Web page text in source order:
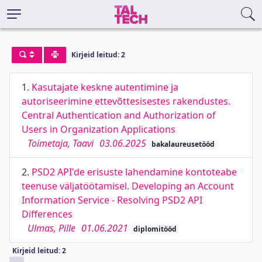
Kirjeid leitud: 2
1. Kasutajate keskne autentimine ja
autoriseerimine ettevõttesisestes rakendustes.
Central Authentication and Authorization of
Users in Organization Applications
Toimetaja, Taavi 03.06.2025 bakalaureusetööd
2. PSD2 API'de erisuste lahendamine kontoteabe
teenuse väljatöötamisel. Developing an Account
Information Service - Resolving PSD2 API
Differences
Ulmas, Pille 01.06.2021 diplomitööd
Kirjeid leitud: 2